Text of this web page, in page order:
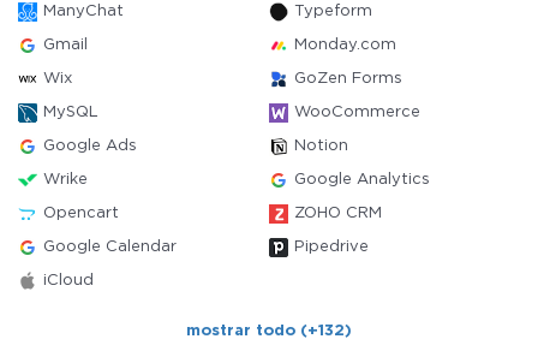
ManyChat Typeform
Gmail Monday.com
Wix GoZen Forms
MySQL WooCommerce
Google Ads Notion
Wrike Google Analytics
Opencart ZOHO CRM
Google Calendar Pipedrive
iCloud
mostrar todo (+132)